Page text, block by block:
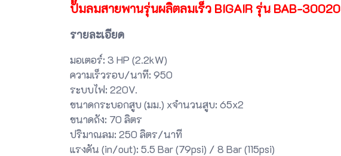
ปั๊มลมสายพานรุ่นผลิตลมเร็ว BIGAIR รุ่น BAB-30020
รายละเอียด
มอเตอร์: 3 HP (2.2kW)
ความเร็วรอบ/นาที: 950
ระบบไฟ: 220V.
ขนาดกระบอกสูบ (มม.) xจำนวนสูบ: 65x2
ขนาดถัง: 70 ลิตร
ปริมาณลม: 250 ลิตร/นาที
แรงดัน (in/out): 5.5 Bar (79psi) / 8 Bar (115psi)